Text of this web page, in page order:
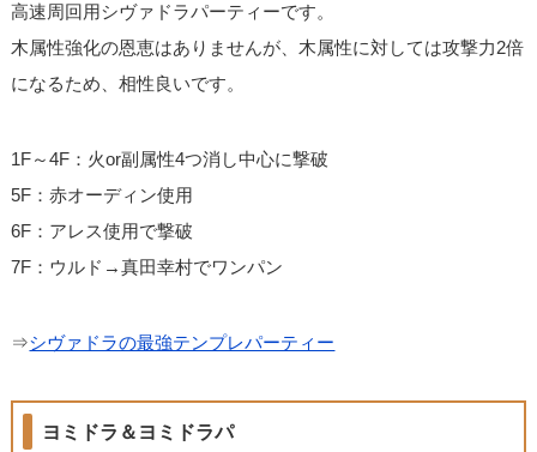
高速周回用シヴァドラパーティーです。
木属性強化の恩恵はありませんが、木属性に対しては攻撃力2倍
になるため、相性良いです。
1F～4F：火or副属性4つ消し中心に撃破
5F：赤オーディン使用
6F：アレス使用で撃破
7F：ウルド→真田幸村でワンパン
⇒シヴァドラの最強テンプレパーティー
ヨミドラ＆ヨミドラパ